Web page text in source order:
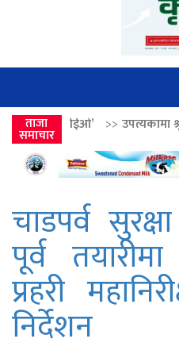
ताजा
समाचार
उपत्यकामा श्रृंखलाबद्ध सिक्री
चाडपर्व
पूर्व
प्रहरी
निर्देशन